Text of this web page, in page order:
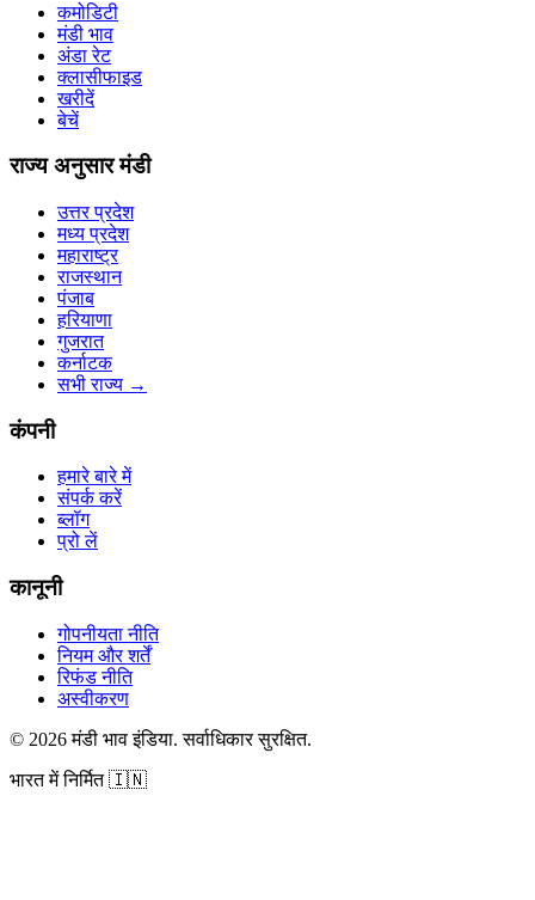
कमोडिटी
मंडी भाव
अंडा रेट
क्लासीफाइड
खरीदें
बेचें
राज्य अनुसार मंडी
उत्तर प्रदेश
मध्य प्रदेश
महाराष्ट्र
राजस्थान
पंजाब
हरियाणा
गुजरात
कर्नाटक
सभी राज्य →
कंपनी
हमारे बारे में
संपर्क करें
ब्लॉग
प्रो लें
कानूनी
गोपनीयता नीति
नियम और शर्तें
रिफंड नीति
अस्वीकरण
© 2026 मंडी भाव इंडिया.सर्वाधिकार सुरक्षित.
भारत में निर्मित🇮🇳